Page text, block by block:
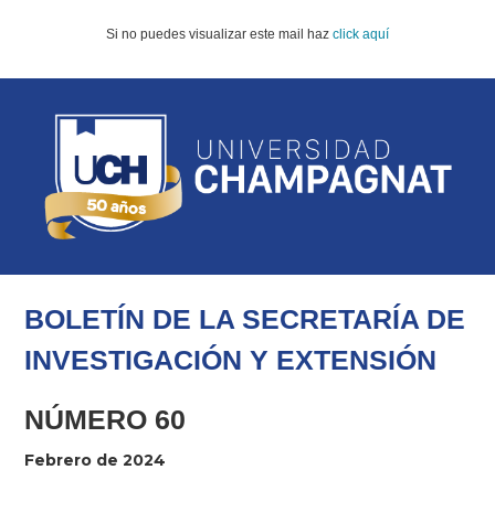
Si no puedes visualizar este mail haz click aquí
BOLETÍN DE LA SECRETARÍA DE
INVESTIGACIÓN Y EXTENSIÓN
NÚMERO 60
Febrero de 2024